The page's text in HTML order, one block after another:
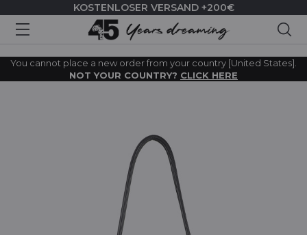
KOSTENLOSER VERSAND +200€
You cannot place a new order from your country [United States].
NOT YOUR COUNTRY? CLICK HERE